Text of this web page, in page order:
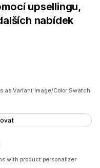
upsellingu,
nabídek
as Variant Image/Color Swatch
with product personalizer